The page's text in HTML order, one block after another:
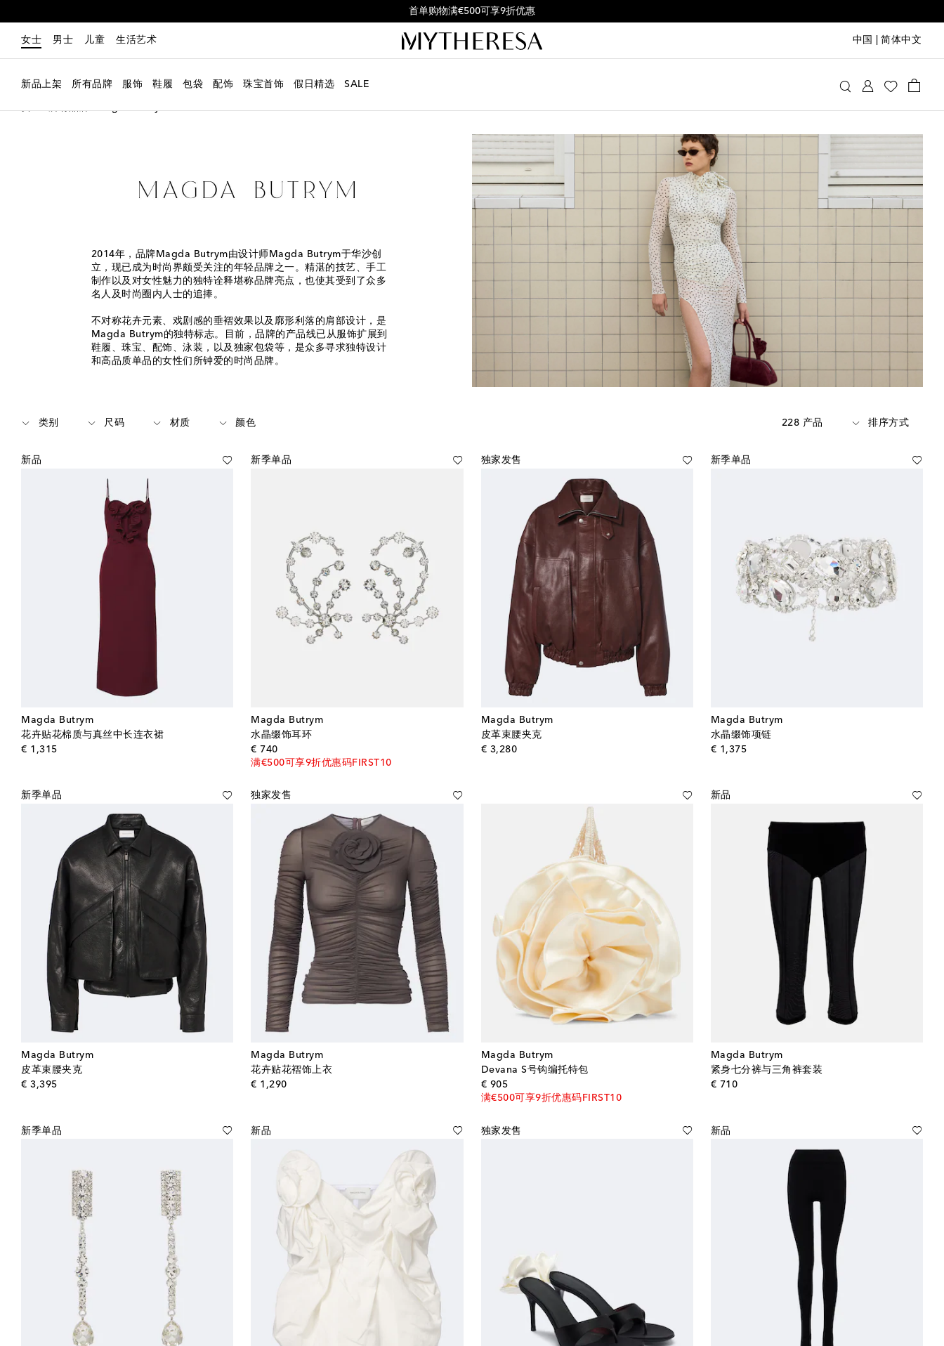
购买特定单品可使用优惠码FIRST10享受9折优惠
女士 男士 儿童 生活艺术 中国 简体中文
新品上架 所有品牌 服饰 鞋履 包袋 配饰 珠宝首饰 假日精选 SALE
2014年，品牌Magda Butrym由设计师Magda Butrym于华沙创
立，现已成为时尚界颇受关注的年轻品牌之一。精湛的技艺、手工
制作以及对女性魅力的独特诠释堪称品牌亮点，也使其受到了众多
名人及时尚圈内人士的追捧。
不对称花卉元素、戏剧感的垂褶效果以及廓形利落的肩部设计，是
Magda Butrym的独特标志。目前，品牌的产品线已从服饰扩展到
鞋履、珠宝、配饰、泳装，以及独家包袋等，是众多寻求独特设计
和高品质单品的女性们所钟爱的时尚品牌。
类别 尺码 材质 颜色 228 产品 排序方式
新品
Magda Butrym
花卉贴花棉质与真丝中长连衣裙
€ 1,315original price
新季单品
Magda Butrym
水晶缀饰耳环
€ 740original price
满€500可享9折优惠码FIRST10
独家发售
Magda Butrym
皮革束腰夹克
€ 3,280original price
新季单品
Magda Butrym
水晶缀饰项链
€ 1,375original price
新季单品
Magda Butrym
皮革束腰夹克
€ 3,395original price
独家发售
Magda Butrym
花卉贴花褶饰上衣
€ 1,290original price
Magda Butrym
Devana S号钩编托特包
€ 905original price
满€500可享9折优惠码FIRST10
新品
Magda Butrym
紧身七分裤与三角裤套装
€ 710original price
新季单品 新品 独家发售 新品